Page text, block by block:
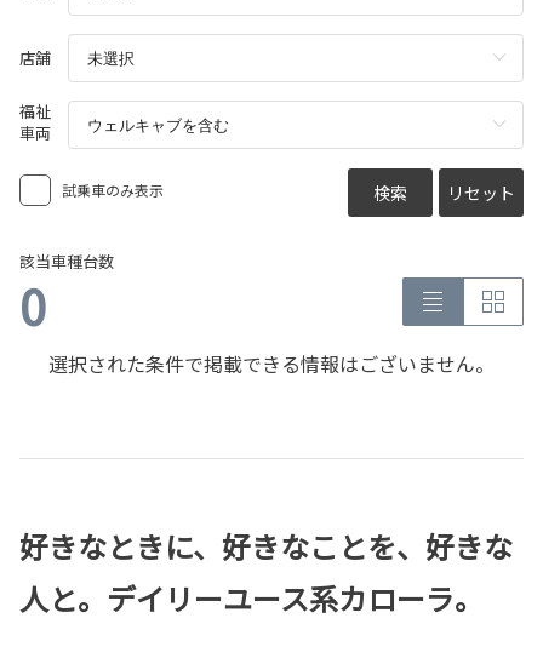
店舗
福祉
車両
試乗車のみ表示 検索 リセット
該当車種台数
0
選択された条件で掲載できる情報はございません。
好きなときに、好きなことを、好きな
人と。デイリーユース系カローラ。